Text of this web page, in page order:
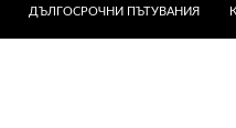
ДЪЛГОСРОЧНИ ПЪТУВАНИЯ